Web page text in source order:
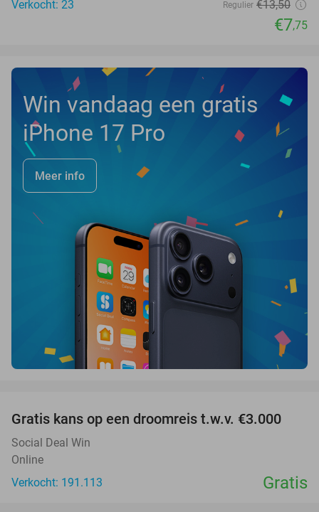
Verkocht: 23 Regulier €13,50
€7,75
Win vandaag een gratis
iPhone 17 Pro
Meer info
Gratis kans op een droomreis t.w.v. €3.000
Social Deal Win
Online
Verkocht: 191.113
Gratis